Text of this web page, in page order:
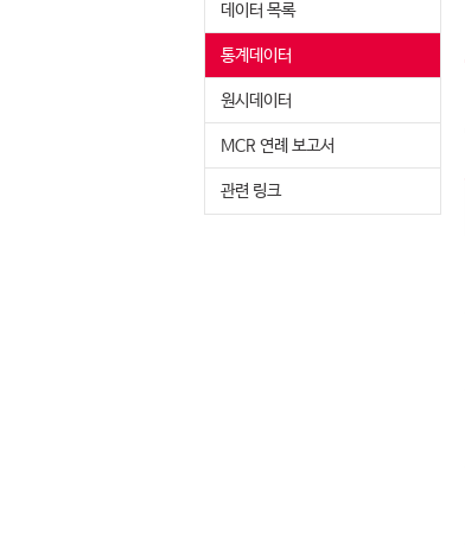
데이터 목록
통계데이터
원시데이터
MCR 연례 보고서
관련 링크